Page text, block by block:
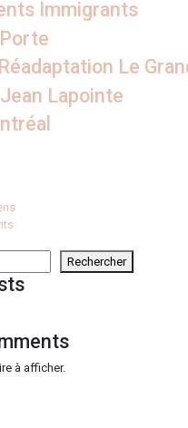
Immigrants
Le
Lapointe
Rechercher
à afficher.